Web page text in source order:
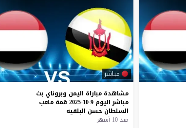
مباشر
مشاهدة مباراة اليمن وبروناي بث
مباشر اليوم 9-10-2025 قمة ملعب
السلطان حسن البلقيه
منذ 10 أشهر